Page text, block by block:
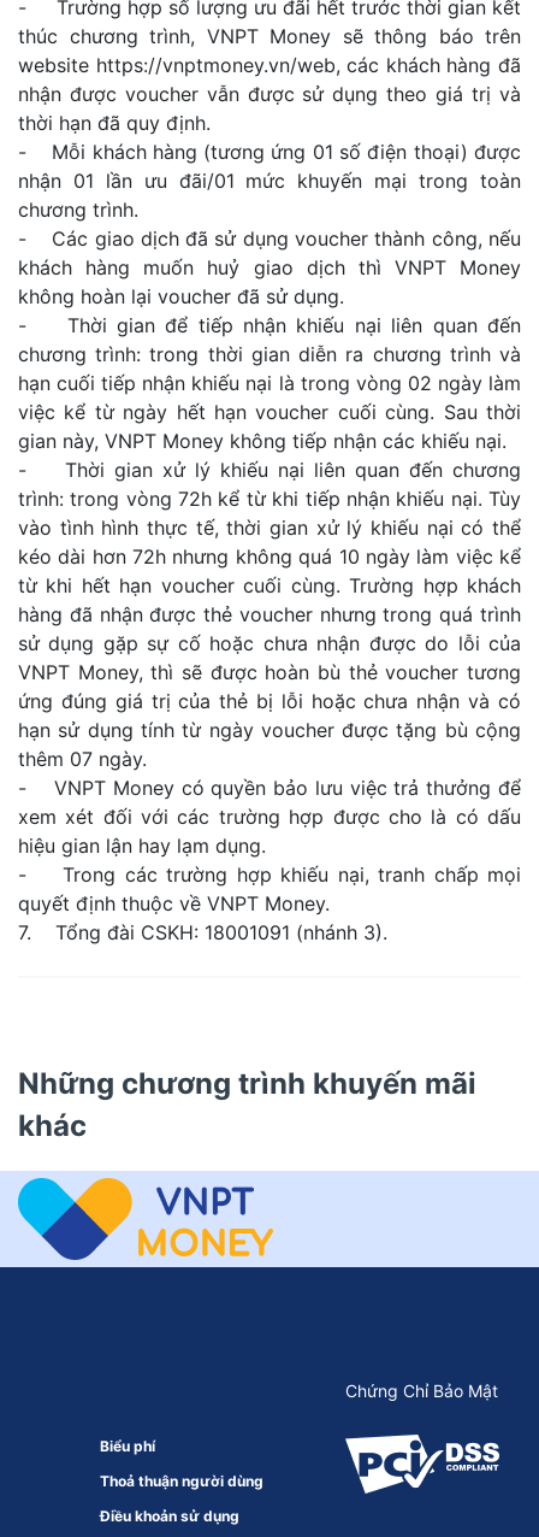
- Trường hợp số lượng ưu đãi hết trước thời gian kết
thúc chương trình, VNPT Money sẽ thông báo trên
website https://vnptmoney.vn/web, các khách hàng đã
nhận được voucher vẫn được sử dụng theo giá trị và
thời hạn đã quy định.
- Mỗi khách hàng (tương ứng 01 số điện thoại) được
nhận 01 lần ưu đãi/01 mức khuyến mại trong toàn
chương trình.
- Các giao dịch đã sử dụng voucher thành công, nếu
khách hàng muốn huỷ giao dịch thì VNPT Money
không hoàn lại voucher đã sử dụng.
- Thời gian để tiếp nhận khiếu nại liên quan đến
chương trình: trong thời gian diễn ra chương trình và
hạn cuối tiếp nhận khiếu nại là trong vòng 02 ngày làm
việc kể từ ngày hết hạn voucher cuối cùng. Sau thời
gian này, VNPT Money không tiếp nhận các khiếu nại.
- Thời gian xử lý khiếu nại liên quan đến chương
trình: trong vòng 72h kể từ khi tiếp nhận khiếu nại. Tùy
vào tình hình thực tế, thời gian xử lý khiếu nại có thể
kéo dài hơn 72h nhưng không quá 10 ngày làm việc kể
từ khi hết hạn voucher cuối cùng. Trường hợp khách
hàng đã nhận được thẻ voucher nhưng trong quá trình
sử dụng gặp sự cố hoặc chưa nhận được do lỗi của
VNPT Money, thì sẽ được hoàn bù thẻ voucher tương
ứng đúng giá trị của thẻ bị lỗi hoặc chưa nhận và có
hạn sử dụng tính từ ngày voucher được tặng bù cộng
thêm 07 ngày.
- VNPT Money có quyền bảo lưu việc trả thưởng để
xem xét đối với các trường hợp được cho là có dấu
hiệu gian lận hay lạm dụng.
- Trong các trường hợp khiếu nại, tranh chấp mọi
quyết định thuộc về VNPT Money.
7. Tổng đài CSKH: 18001091 (nhánh 3).
Những chương trình khuyến mãi
khác
Biểu phí
Thoả thuận người dùng
Điều khoản sử dụng
Chứng Chỉ Bảo Mật